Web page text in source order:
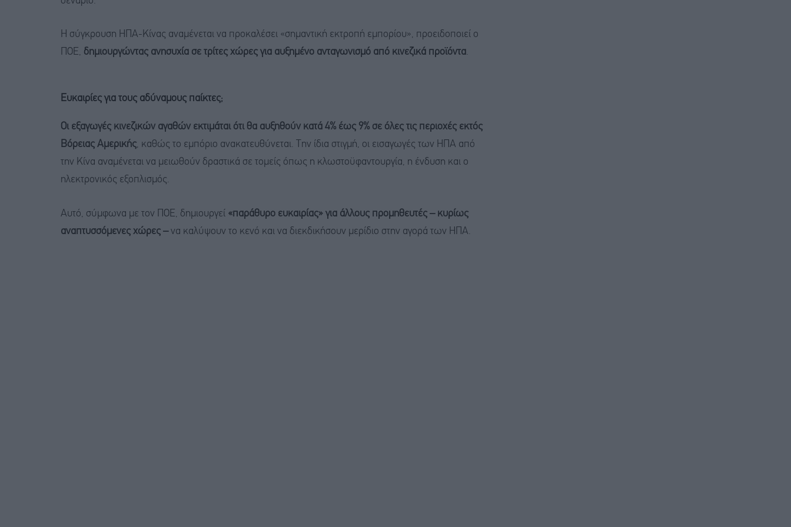
Η σύγκρουση ΗΠΑ-Κίνας αναμένεται να προκαλέσει «σημαντική εκτροπή εμπορίου», προειδοποιεί ο
ΠΟΕ, δημιουργώντας ανησυχία σε τρίτες χώρες για αυξημένο ανταγωνισμό από κινεζικά προϊόντα.
Ευκαιρίες για τους αδύναμους παίκτες;
Οι εξαγωγές κινεζικών αγαθών εκτιμάται ότι θα αυξηθούν κατά 4% έως 9% σε όλες τις περιοχές εκτός
Βόρειας Αμερικής, καθώς το εμπόριο ανακατευθύνεται. Την ίδια στιγμή, οι εισαγωγές των ΗΠΑ από
την Κίνα αναμένεται να μειωθούν δραστικά σε τομείς όπως η κλωστοϋφαντουργία, η ένδυση και ο
ηλεκτρονικός εξοπλισμός.
Αυτό, σύμφωνα με τον ΠΟΕ, δημιουργεί «παράθυρο ευκαιρίας» για άλλους προμηθευτές – κυρίως
αναπτυσσόμενες χώρες –να καλύψουν το κενό και να διεκδικήσουν μερίδιο στην αγορά των ΗΠΑ.